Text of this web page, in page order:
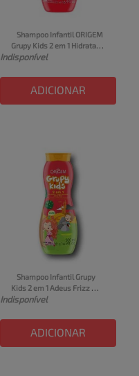
Shampoo Infantil ORIGEM
Grupy Kids 2 em 1 Hidrata
De Montão Frasco 500ml
Indisponível
ADICIONAR
Shampoo Infantil Grupy
Kids 2 em 1 Adeus Frizz
Origem Frasco 500ml
Indisponível
ADICIONAR